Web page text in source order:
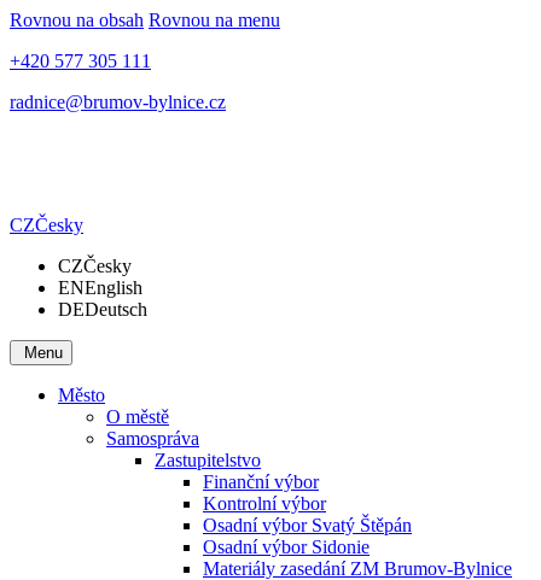
Rovnou na obsah Rovnou na menu
+420 577 305 111
radnice@brumov-bylnice.cz
CZČesky
CZČesky
ENEnglish
DEDeutsch
Menu
Město
O městě
Samospráva
Zastupitelstvo
Finanční výbor
Kontrolní výbor
Osadní výbor Svatý Štěpán
Osadní výbor Sidonie
Materiály zasedání ZM Brumov-Bylnice